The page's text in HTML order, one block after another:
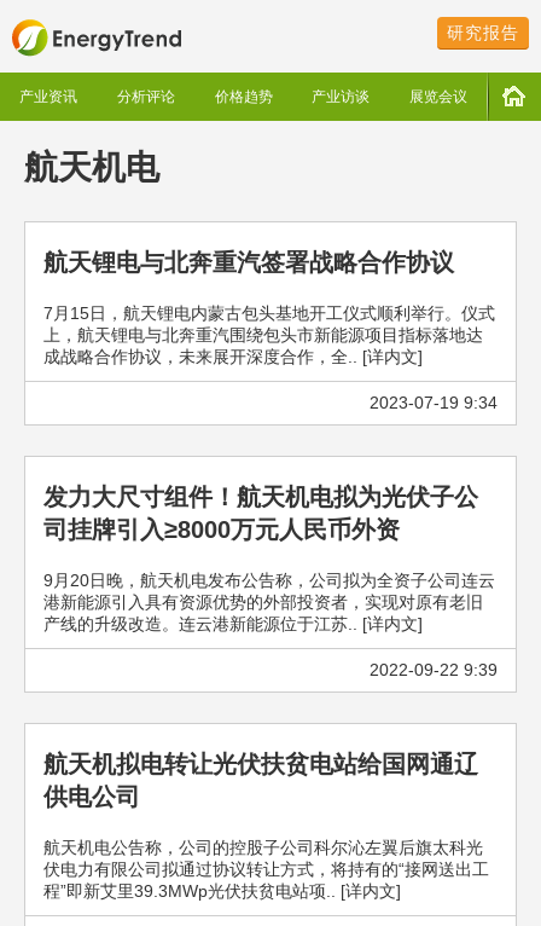
研究报告
产业资讯 分析评论 价格趋势 产业访谈 展览会议
航天机电
航天锂电与北奔重汽签署战略合作协议
7月15日，航天锂电内蒙古包头基地开工仪式顺利举行。仪式
上，航天锂电与北奔重汽围绕包头市新能源项目指标落地达
成战略合作协议，未来展开深度合作，全.. [详内文]
2023-07-19 9:34
发力大尺寸组件！航天机电拟为光伏子公
司挂牌引入≥8000万元人民币外资
9月20日晚，航天机电发布公告称，公司拟为全资子公司连云
港新能源引入具有资源优势的外部投资者，实现对原有老旧
产线的升级改造。连云港新能源位于江苏.. [详内文]
2022-09-22 9:39
航天机拟电转让光伏扶贫电站给国网通辽
供电公司
航天机电公告称，公司的控股子公司科尔沁左翼后旗太科光
伏电力有限公司拟通过协议转让方式，将持有的“接网送出工
程”即新艾里39.3MWp光伏扶贫电站项.. [详内文]